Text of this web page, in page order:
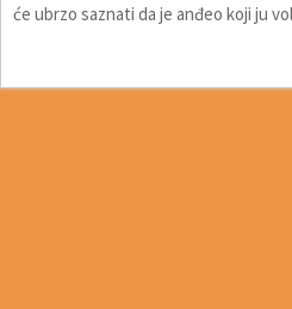
će ubrzo saznati da je anđeo koji ju